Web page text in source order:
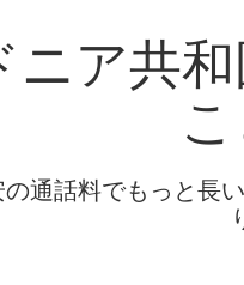
ニア共
通話料でもっと長